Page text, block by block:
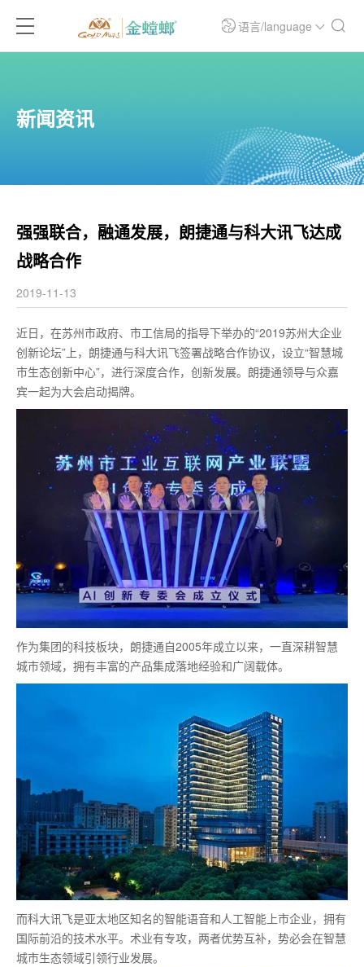
语言/language
新闻资讯
强强联合，融通发展，朗捷通与科大讯飞达成
战略合作
2019-11-13
近日，在苏州市政府、市工信局的指导下举办的“2019苏州大企业
创新论坛”上，朗捷通与科大讯飞签署战略合作协议，设立“智慧城
市生态创新中心”，进行深度合作，创新发展。朗捷通领导与众嘉
宾一起为大会启动揭牌。
作为集团的科技板块，朗捷通自2005年成立以来，一直深耕智慧
城市领域，拥有丰富的产品集成落地经验和广阔载体。
而科大讯飞是亚太地区知名的智能语音和人工智能上市企业，拥有
国际前沿的技术水平。术业有专攻，两者优势互补，势必会在智慧
城市生态领域引领行业发展。